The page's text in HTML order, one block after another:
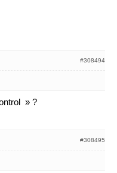
#308494
» ?
#308495